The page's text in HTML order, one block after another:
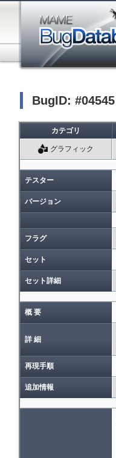
BugID: #04545
カテゴリ
グラフィック
テスター
バージョン
フラグ
セット
セット詳細
概 要
詳 細
再現手順
追加情報